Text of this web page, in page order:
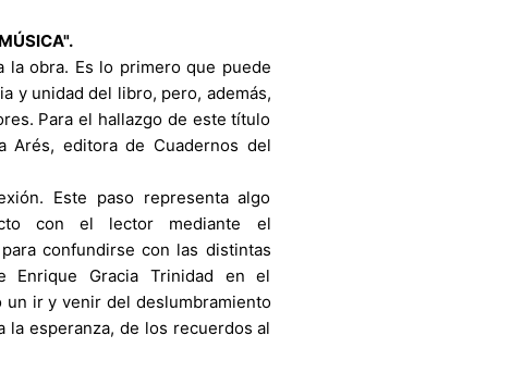
la obra. Es lo primero que puede
y unidad del libro, pero, además,
Para el hallazgo de este título
Arés, editora de Cuadernos del
Este paso representa algo
con el lector mediante el
confundirse con las distintas
Enrique Gracia Trinidad en el
un ir y venir del deslumbramiento
la esperanza, de los recuerdos al